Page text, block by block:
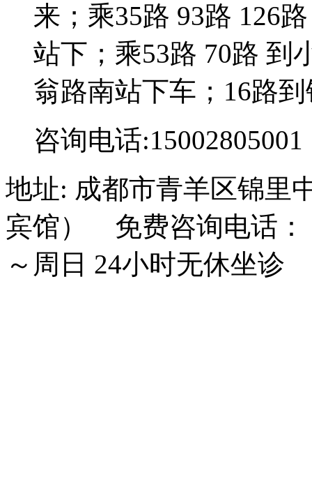
来；乘35路 93路 126
站下；乘53路 70路 到
翁路南站下车；16路
咨询电话:15002805001
地址: 成都市青羊区锦里
宾馆） 免费咨询电话：
～周日 24小时无休坐诊